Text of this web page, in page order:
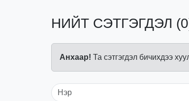
НИЙТ СЭТГЭГДЭЛ
Анхаар! Та сэтгэгдэл бичихдээ